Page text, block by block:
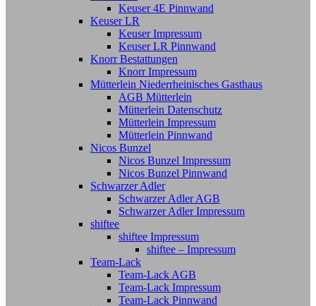
Keuser 4E Pinnwand
Keuser LR
Keuser Impressum
Keuser LR Pinnwand
Knorr Bestattungen
Knorr Impressum
Mütterlein Niederrheinisches Gasthaus
AGB Mütterlein
Mütterlein Datenschutz
Mütterlein Impressum
Mütterlein Pinnwand
Nicos Bunzel
Nicos Bunzel Impressum
Nicos Bunzel Pinnwand
Schwarzer Adler
Schwarzer Adler AGB
Schwarzer Adler Impressum
shiftee
shiftee Impressum
shiftee – Impressum
Team-Lack
Team-Lack AGB
Team-Lack Impressum
Team-Lack Pinnwand